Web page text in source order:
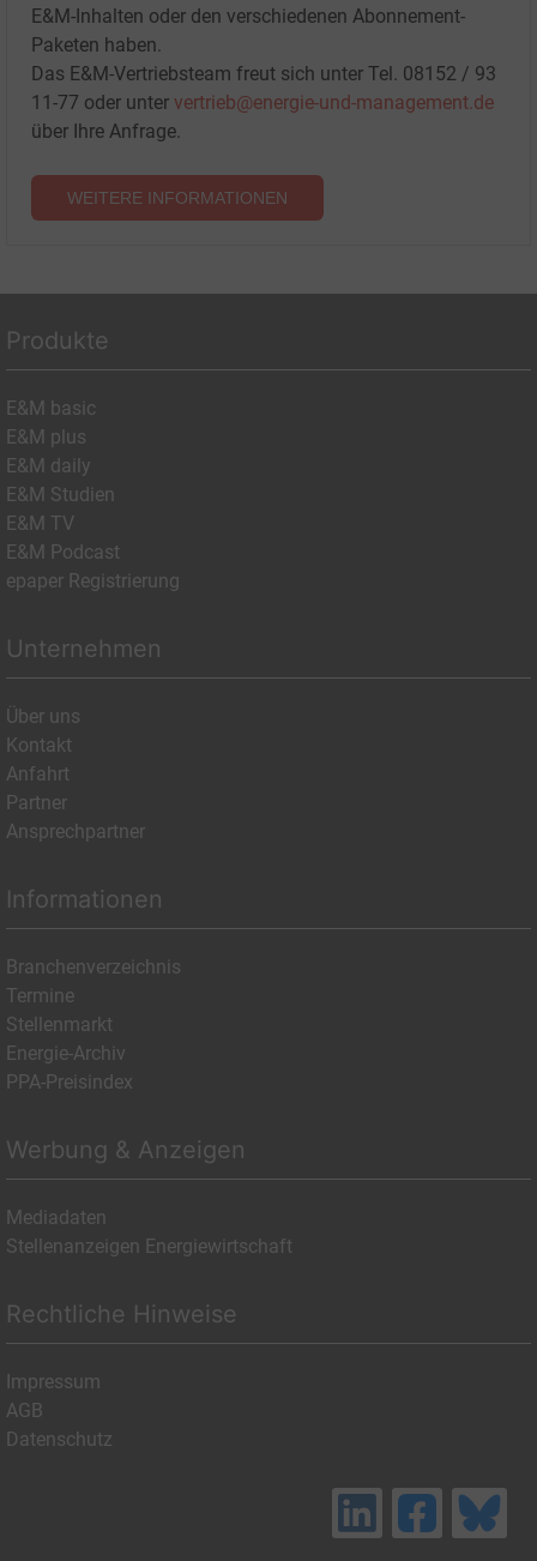
E&M-Inhalten oder den verschiedenen Abonnement-
Paketen haben.
Das E&M-Vertriebsteam freut sich unter Tel. 08152 / 93
11-77 oder unter vertrieb@energie-und-management.de
über Ihre Anfrage.
WEITERE INFORMATIONEN
Produkte
E&M basic
E&M plus
E&M daily
E&M Studien
E&M TV
E&M Podcast
epaper Registrierung
Unternehmen
Über uns
Kontakt
Anfahrt
Partner
Ansprechpartner
Informationen
Branchenverzeichnis
Termine
Stellenmarkt
Energie-Archiv
PPA-Preisindex
Werbung & Anzeigen
Mediadaten
Stellenanzeigen Energiewirtschaft
Rechtliche Hinweise
Impressum
AGB
Datenschutz